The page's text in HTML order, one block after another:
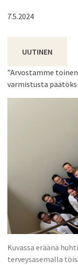
7.5.2024
UUTINEN
”Arvostamme
varmistusta
Kuvassa eräänä
terveysasemalla